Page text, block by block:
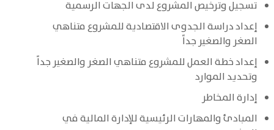
تسجيل وترخيص المشروع لدى الجهات الرسمية
إعداد دراسة الجدوى الاقتصادية للمشروع متناهي
الصغر والصغير جداً
إعداد خطة العمل للمشروع متناهي الصغر والصغير جداً
وتحديد الموارد
إدارة المخاطر
المبادئ والمهارات الرئيسية للإدارة المالية في